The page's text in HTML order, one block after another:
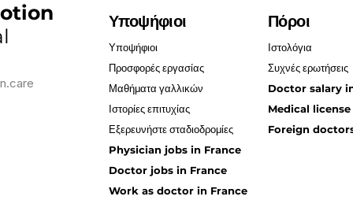
Υποψήφιοι
Υποψήφιοι
Προσφορές εργασίας
Μαθήματα γαλλικών
Ιστορίες επιτυχίας
Εξερευνήστε σταδιοδρομίες
Physician jobs in France
Doctor jobs in France
Work as doctor in France
Πόροι
Ιστολόγια
Συχνές ερωτήσεις
Doctor salary
Medical
Foreign